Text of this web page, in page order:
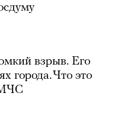
взрыв. Его
города. Что это